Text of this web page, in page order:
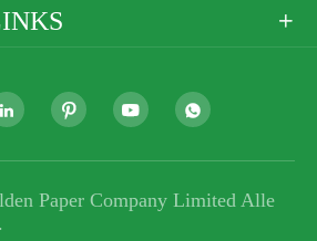

   
Paper Company Limited Alle